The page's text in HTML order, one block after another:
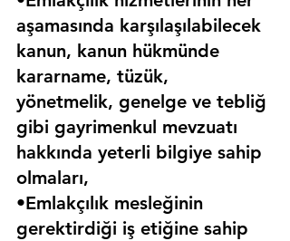
aşamasında karşılaşılabilecek
kanun, kanun hükmünde
kararname, tüzük,
yönetmelik, genelge ve tebliğ
gibi gayrimenkul mevzuatı
hakkında yeterli bilgiye sahip
olmaları,
•Emlakçılık mesleğinin
gerektirdiği iş etiğine sahip